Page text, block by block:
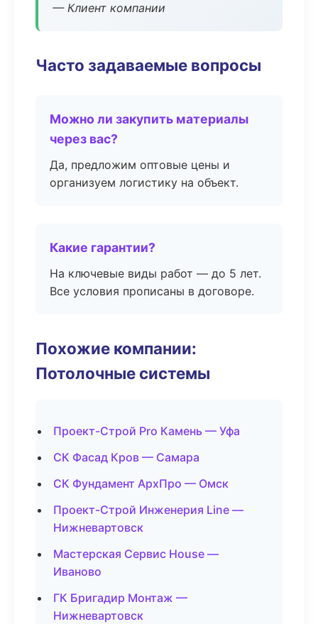
— Клиент компании
Часто задаваемые вопросы
Можно ли закупить материалы
через вас?
Да, предложим оптовые цены и
организуем логистику на объект.
Какие гарантии?
На ключевые виды работ — до 5 лет.
Все условия прописаны в договоре.
Похожие компании:
Потолочные системы
Проект-Строй Pro Камень — Уфа
СК Фасад Кров — Самара
СК Фундамент АрхПро — Омск
Проект-Строй Инженерия Line —
Нижневартовск
Мастерская Сервис House —
Иваново
ГК Бригадир Монтаж —
Нижневартовск